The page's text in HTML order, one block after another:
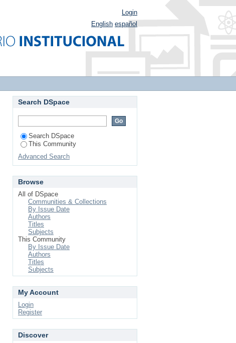
Login
English español
Search DSpace
Search DSpace
This Community
Advanced Search
Browse
All of DSpace
Communities & Collections
By Issue Date
Authors
Titles
Subjects
This Community
By Issue Date
Authors
Titles
Subjects
My Account
Login
Register
Discover